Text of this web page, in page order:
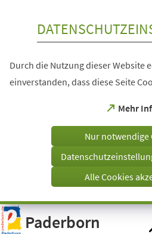
Visuelle
Assistenzsoftware
öffnen.
Durch die Nutzung dieser Website
einverstanden, dass diese Seite
Mehr
(Öffnet
einem
Tab)
Nur notwendige
Alle Cookies
Paderborn